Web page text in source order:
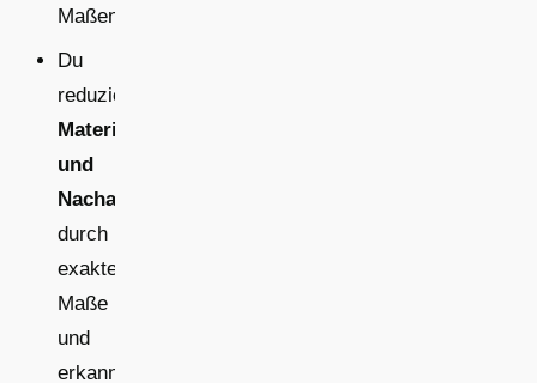
Maßen).
Du
reduzierst
Materialpuffer
und
Nacharbeiten
durch
exakte
Maße
und
erkannte